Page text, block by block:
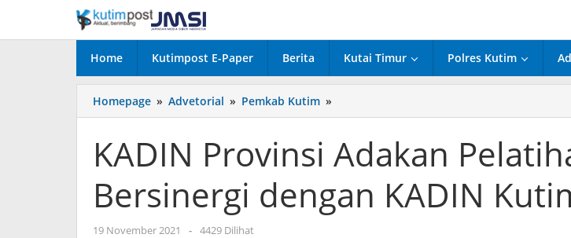
konten
Home Kutimpost E-Paper Berita Kutai Timur Polres Kutim
Homepage » Advetorial » Pemkab Kutim »
Provinsi
Pelatihan
K3
Bersinergi
dengan
KADIN
KADIN Provinsi Adakan
Bersinergi dengan KADIN
19 November 2021
oleh
- 4429 Dilihat